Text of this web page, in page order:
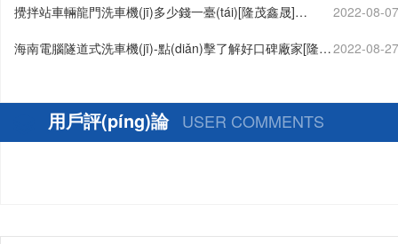
攪拌站車輛龍門洗車機(jī)多少錢一臺(tái)[隆茂鑫晟]… 2022-08-
海南電腦隧道式洗車機(jī)-點(diǎn)擊了解好口碑廠家[隆茂2022-08-
用戶評(píng)論 USER COMMENTS